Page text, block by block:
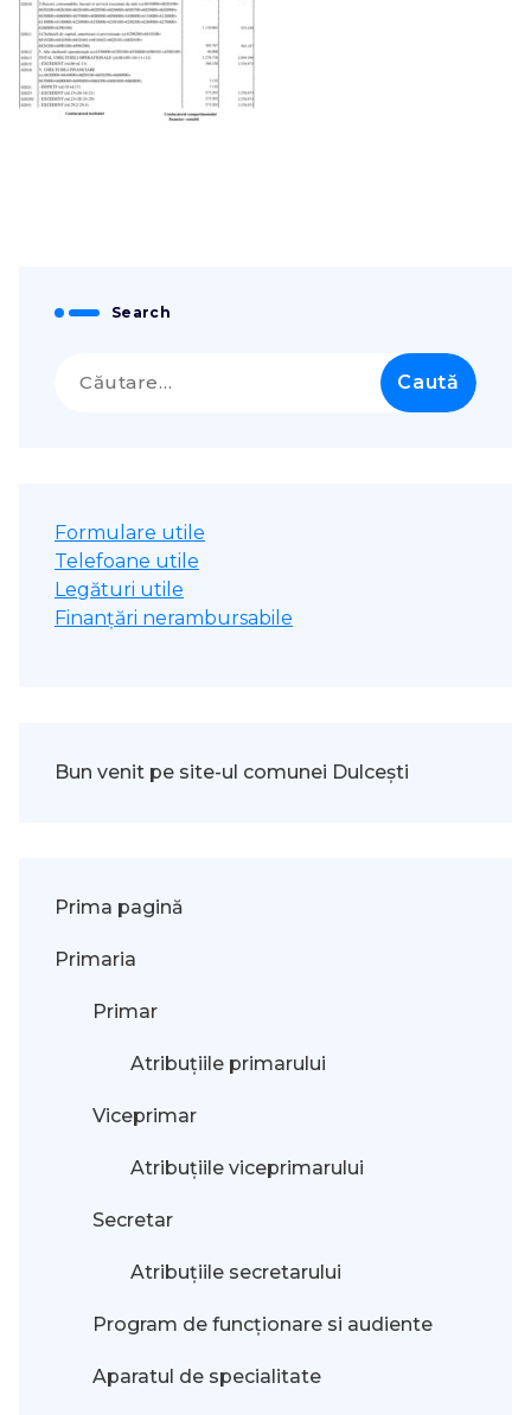
Search
după:
Formulare utile
Telefoane utile
Legături utile
Finanțări nerambursabile
Bun venit pe site-ul comunei Dulcești
Prima pagină
Primaria
Primar
Atribuțiile primarului
Viceprimar
Atribuțiile viceprimarului
Secretar
Atribuțiile secretarului
Program de funcționare si audiente
Aparatul de specialitate